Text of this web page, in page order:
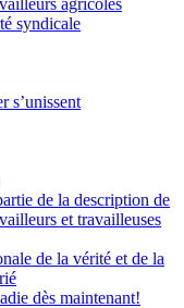
agricoles
syndicale
s’unissent
de la description de
et travailleuses
de la vérité et de la
dès maintenant!